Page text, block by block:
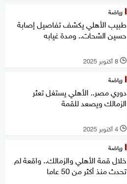
رياضة
طبيب الأهلي يكشف تفاصيل إصابة
حسين الشحات.. ومدة غيابه
l 8 أكتوبر 2025
رياضة
دوري مصر.. الأهلي يستغل تعثر
الزمالك ويصعد للقمة
l 4 أكتوبر 2025
رياضة
خلال قمة الأهلي والزمالك.. واقعة لم
تحدث منذ أكثر من 50 عاما